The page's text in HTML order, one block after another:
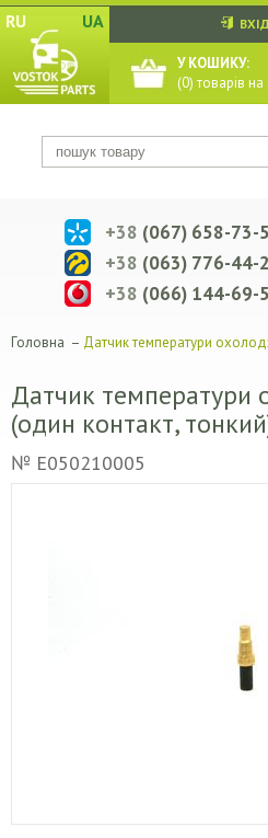
RU UA ВХІД
У КОШИКУ:
(0) товарів на
+38 (067) 658-73-
+38 (063) 776-44-
+38 (066) 144-69-
Головна – Датчик температури
Датчик температури
(один контакт,
№ E050210005